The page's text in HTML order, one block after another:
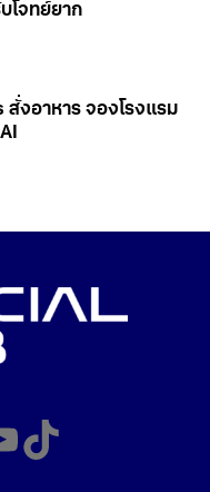
โจทย์ยาก
สั่งอาหาร จองโรงแรม
TikTok